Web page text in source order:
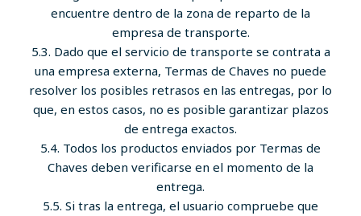
encuentre dentro de la zona de reparto de la
empresa de transporte.
5.3. Dado que el servicio de transporte se contrata a
una empresa externa, Termas de Chaves no puede
resolver los posibles retrasos en las entregas, por lo
que, en estos casos, no es posible garantizar plazos
de entrega exactos.
5.4. Todos los productos enviados por Termas de
Chaves deben verificarse en el momento de la
entrega.
5.5. Si tras la entrega, el usuario compruebe que